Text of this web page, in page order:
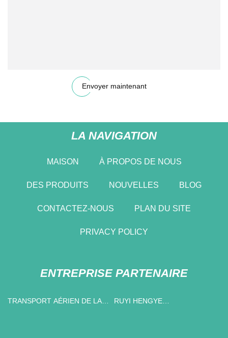
Envoyer maintenant
LA NAVIGATION
MAISON À PROPOS DE NOUS
DES PRODUITS NOUVELLES BLOG
CONTACTEZ-NOUS PLAN DU SITE
PRIVACY POLICY
ENTREPRISE PARTENAIRE
TRANSPORT AÉRIEN DE LA
RUYI HENGYE